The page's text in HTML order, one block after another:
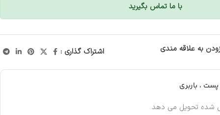
با ما تماس بگیرید
به علاقه مندی اشتراک گذاری :
، باربری
شده تحویل می دهد